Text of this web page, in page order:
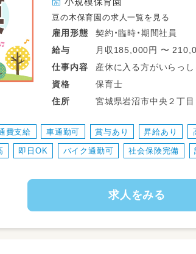
豆の木保育園の求人一覧を見る
雇用形態
契約・臨時・期間社員
給与
月収185,000円 〜
仕事内容
産休に入る方がいらっし
休憩もローテーションで
資格
保育士
住所
宮城県岩沼市中央２丁目４−１チェル
費支給 車通勤可 賞与あり 昇給あり
即日OK バイク通勤可 社会保険完備
求人をみる